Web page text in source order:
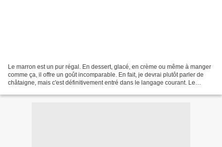
Le marron est un pur régal. En dessert, glacé, en crème ou même à manger
comme ça, il offre un goût incomparable. En fait, je devrai plutôt parler de
châtaigne, mais c'est définitivement entré dans le langage courant. Le